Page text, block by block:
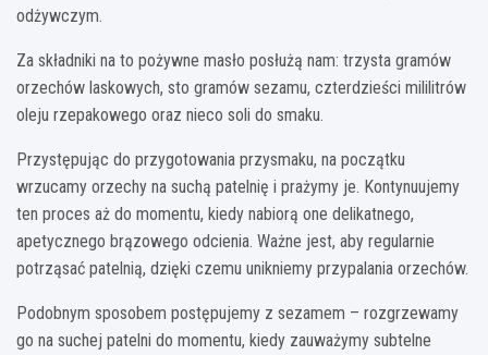
odżywczym.
Za składniki na to pożywne masło posłużą nam: trzysta gramów
orzechów laskowych, sto gramów sezamu, czterdzieści mililitrów
oleju rzepakowego oraz nieco soli do smaku.
Przystępując do przygotowania przysmaku, na początku
wrzucamy orzechy na suchą patelnię i prażymy je. Kontynuujemy
ten proces aż do momentu, kiedy nabiorą one delikatnego,
apetycznego brązowego odcienia. Ważne jest, aby regularnie
potrząsać patelnią, dzięki czemu unikniemy przypalania orzechów.
Podobnym sposobem postępujemy z sezamem – rozgrzewamy
go na suchej patelni do momentu, kiedy zauważymy subtelne